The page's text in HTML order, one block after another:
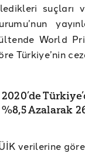
suçları
World
Türkiye’nin
2020’de
%8,5 Azalarak
verilerine